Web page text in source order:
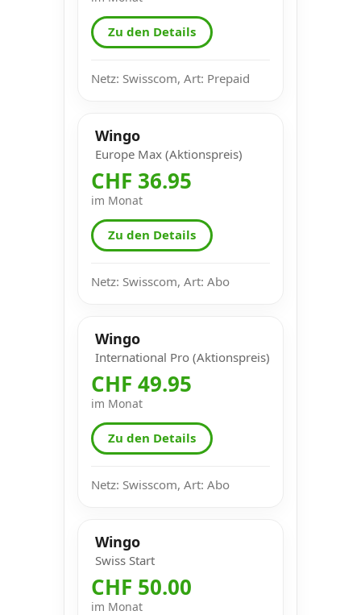
Zu den Details
Netz: Swisscom, Art: Prepaid
Wingo
Europe Max (Aktionspreis)
CHF 36.95
im Monat
Zu den Details
Netz: Swisscom, Art: Abo
Wingo
International Pro (Aktionspreis)
CHF 49.95
im Monat
Zu den Details
Netz: Swisscom, Art: Abo
Wingo
Swiss Start
CHF 50.00
im Monat